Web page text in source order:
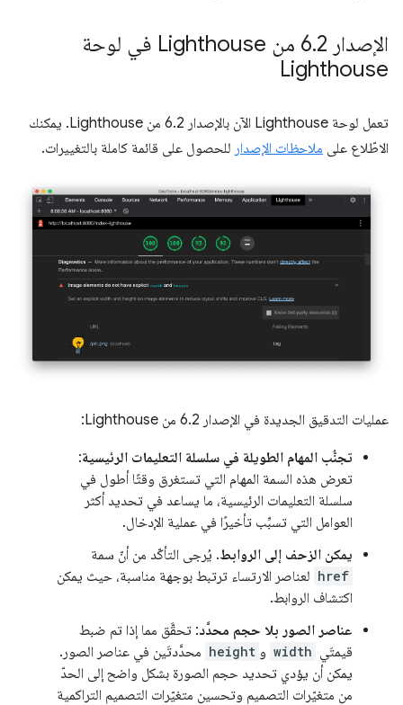
الإصدار 6 .
2 من Lighthouse في لوحة
Lighthouse
تعمل لوحة Lighthouse الآن بالإصدار 6.2 من Lighthouse. يمكنك
الاطّلاع على ملاحظات الإصدار للحصول على قائمة كاملة بالتغييرات.
عمليات التدقيق الجديدة في الإصدار 6.2 من Lighthouse:
تجنُّب المهام الطويلة في سلسلة التعليمات الرئيسية:
تعرض هذه السمة المهام التي تستغرق وقتًا أطول في
سلسلة التعليمات الرئيسية، ما يساعد في تحديد أكثر
العوامل التي تسبِّب تأخيرًا في عملية الإدخال.
يمكن الزحف إلى الروابط. يُرجى التأكّد من أنّ سمة
href لعناصر الارتساء ترتبط بوجهة مناسبة، حيث يمكن
اكتشاف الروابط.
عناصر الصور بلا حجم محدَّد: تحقَّق مما إذا تم ضبط
قيمتَي width و height محدَّدتَين في عناصر الصور.
يمكن أن يؤدي تحديد حجم الصورة بشكل واضح إلى الحدّ
من متغيّرات التصميم وتحسين متغيّرات التصميم التراكمية